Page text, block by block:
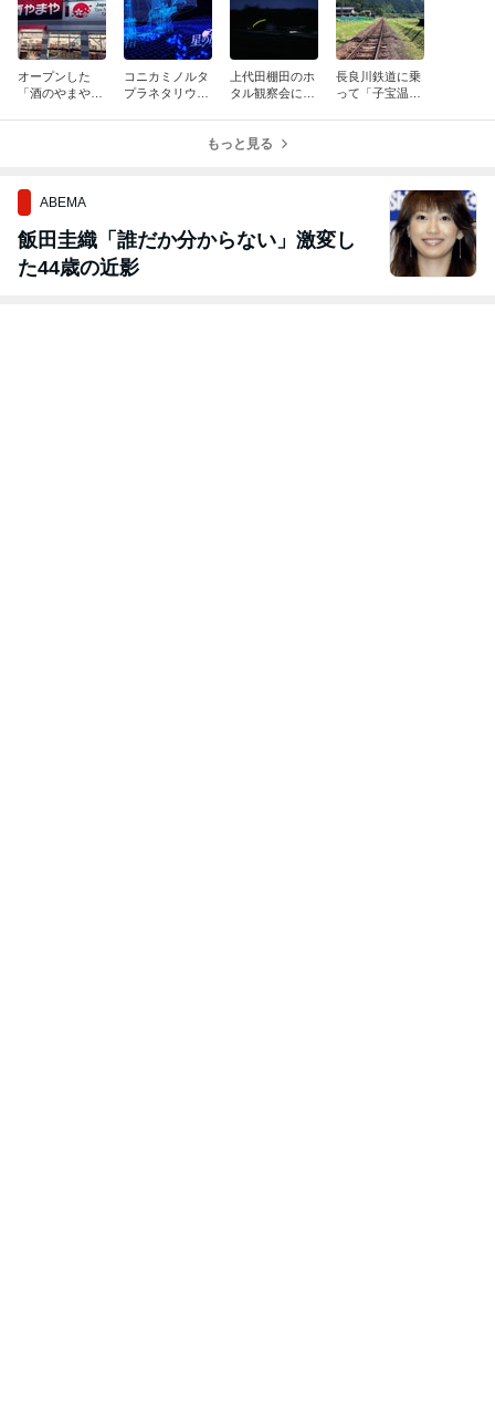
オープンした
「酒のやまや」
コニカミノルタ
プラネタリウム
上代田棚田のホ
タル観察会に参
き物観察会」
長良川鉄道に乗
って「子宝温泉
もっと見る
ABEMA
飯田圭織「誰だか分からない」激変し
た44歳の近影